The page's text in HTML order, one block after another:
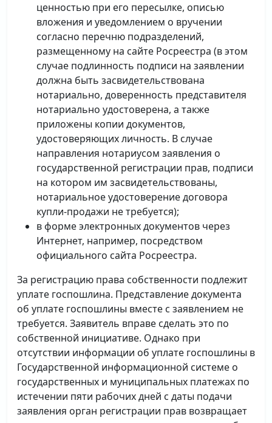
ценностью при его пересылке, описью
вложения и уведомлением о вручении
согласно перечню подразделений,
размещенному на сайте Росреестра (в этом
случае подлинность подписи на заявлении
должна быть засвидетельствована
нотариально, доверенность представителя
нотариально удостоверена, а также
приложены копии документов,
удостоверяющих личность. В случае
направления нотариусом заявления о
государственной регистрации прав, подписи
на котором им засвидетельствованы,
нотариальное удостоверение договора
купли-продажи не требуется);
в форме электронных документов через
Интернет, например, посредством
официального сайта Росреестра.
За регистрацию права собственности подлежит
уплате госпошлина. Представление документа
об уплате госпошлины вместе с заявлением не
требуется. Заявитель вправе сделать это по
собственной инициативе. Однако при
отсутствии информации об уплате госпошлины в
Государственной информационной системе о
государственных и муниципальных платежах по
истечении пяти рабочих дней с даты подачи
заявления орган регистрации прав возвращает